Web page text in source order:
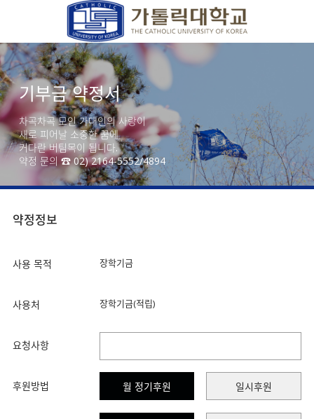
기부금 약정서
차곡차곡 모인 가대인의 사랑이
새로 피어날 소중한 꿈에
커다란 버팀목이 됩니다.
약정 문의 ☎ 02) 2164-5552/4894
약정정보
사용 목적 장학기금
사용처 장학기금(적립)
요청사항
후원방법 월 정기후원 일시후원